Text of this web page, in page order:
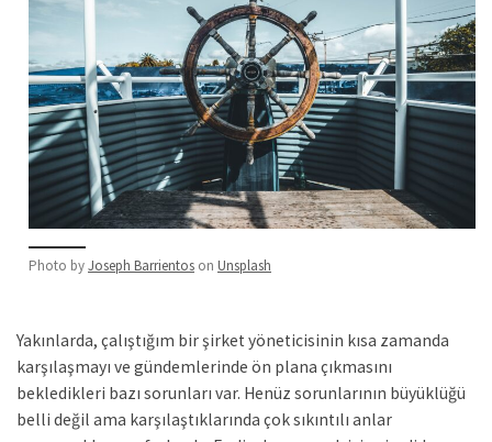
Photo byJoseph Barrientos on Unsplash
Yakınlarda, çalıştığım bir şirket yöneticisinin kısa zamanda
karşılaşmayı ve gündemlerinde ön plana çıkmasını
bekledikleri bazı sorunları var. Henüz sorunlarının büyüklüğü
belli değil ama karşılaştıklarında çok sıkıntılı anlar